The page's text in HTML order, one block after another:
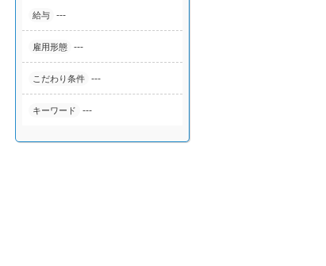
給与 ---
雇用形態 ---
こだわり条件 ---
キーワード ---